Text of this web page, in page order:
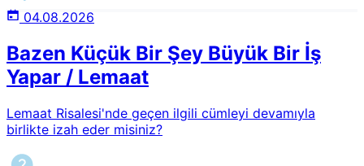
04.08.2026
Bazen Küçük Bir Şey Büyük Bir İş
Yapar / Lemaat
Lemaat Risalesi'nde geçen ilgili cümleyi devamıyla
birlikte izah eder misiniz?